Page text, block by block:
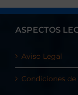
ASPECTOS
Aviso Legal
Condiciones